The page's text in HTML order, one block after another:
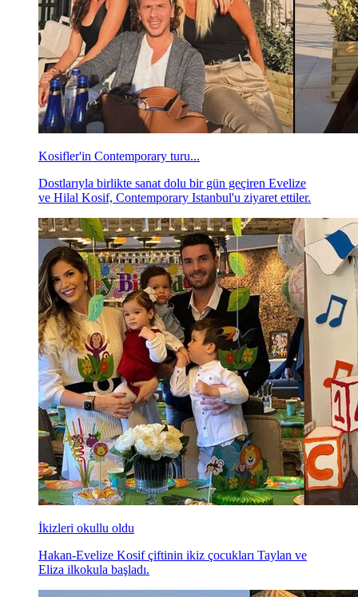
Kosifler'in Contemporary turu...
Dostlarıyla birlikte sanat dolu bir gün geçiren Evelize
ve Hilal Kosif, Contemporary Istanbul'u ziyaret ettiler.
İkizleri okullu oldu
Hakan-Evelize Kosif çiftinin ikiz çocukları Taylan ve
Eliza ilkokula başladı.